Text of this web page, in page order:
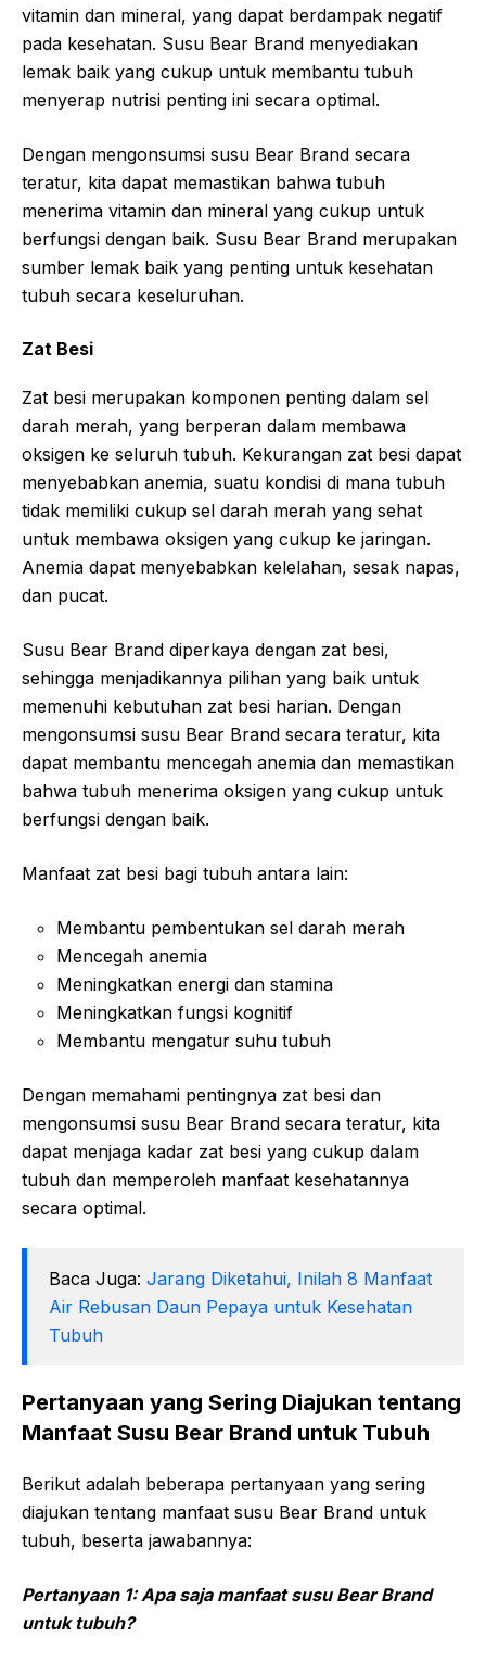
vitamin dan mineral, yang dapat berdampak negatif
pada kesehatan. Susu Bear Brand menyediakan
lemak baik yang cukup untuk membantu tubuh
menyerap nutrisi penting ini secara optimal.
Dengan mengonsumsi susu Bear Brand secara
teratur, kita dapat memastikan bahwa tubuh
menerima vitamin dan mineral yang cukup untuk
berfungsi dengan baik. Susu Bear Brand merupakan
sumber lemak baik yang penting untuk kesehatan
tubuh secara keseluruhan.
Zat Besi
Zat besi merupakan komponen penting dalam sel
darah merah, yang berperan dalam membawa
oksigen ke seluruh tubuh. Kekurangan zat besi dapat
menyebabkan anemia, suatu kondisi di mana tubuh
tidak memiliki cukup sel darah merah yang sehat
untuk membawa oksigen yang cukup ke jaringan.
Anemia dapat menyebabkan kelelahan, sesak napas,
dan pucat.
Susu Bear Brand diperkaya dengan zat besi,
sehingga menjadikannya pilihan yang baik untuk
memenuhi kebutuhan zat besi harian. Dengan
mengonsumsi susu Bear Brand secara teratur, kita
dapat membantu mencegah anemia dan memastikan
bahwa tubuh menerima oksigen yang cukup untuk
berfungsi dengan baik.
Manfaat zat besi bagi tubuh antara lain:
Membantu pembentukan sel darah merah
Mencegah anemia
Meningkatkan energi dan stamina
Meningkatkan fungsi kognitif
Membantu mengatur suhu tubuh
Dengan memahami pentingnya zat besi dan
mengonsumsi susu Bear Brand secara teratur, kita
dapat menjaga kadar zat besi yang cukup dalam
tubuh dan memperoleh manfaat kesehatannya
secara optimal.
Baca Juga: Jarang Diketahui, Inilah 8 Manfaat
Air Rebusan Daun Pepaya untuk Kesehatan
Tubuh
Pertanyaan yang Sering Diajukan tentang
Manfaat Susu Bear Brand untuk Tubuh
Berikut adalah beberapa pertanyaan yang sering
diajukan tentang manfaat susu Bear Brand untuk
tubuh, beserta jawabannya:
Pertanyaan 1: Apa saja manfaat susu Bear Brand
untuk tubuh?